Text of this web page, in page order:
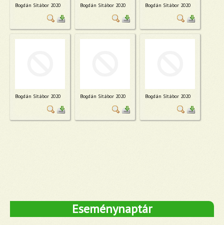
Bogdán Sítábor 2020 Bogdán Sítábor 2020 Bogdán Sítábor 2020
Bogdán Sítábor 2020 Bogdán Sítábor 2020 Bogdán Sítábor 2020
Eseménynaptár